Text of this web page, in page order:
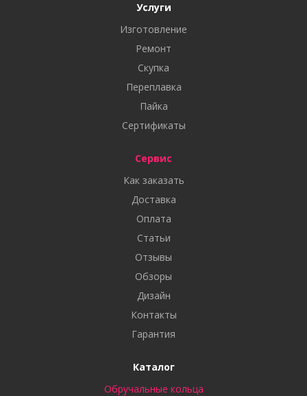
Услуги
Изготовление
Ремонт
Скупка
Переплавка
Пайка
Сертификаты
Сервис
Как заказать
Доставка
Оплата
Статьи
Отзывы
Обзоры
Дизайн
Контакты
Гарантия
Каталог
Обручальные кольца